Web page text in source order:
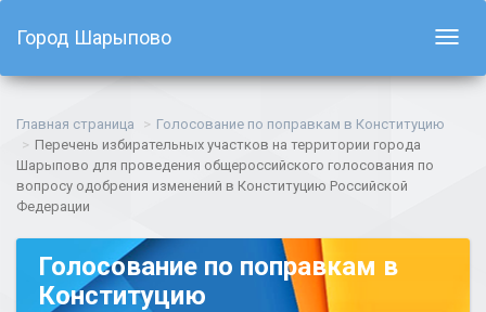
Город Шарыпово
Главная страница
Голосование по поправкам в Конституцию
Перечень избирательных участков на территории города
Шарыпово для проведения общероссийского голосования по
вопросу одобрения изменений в Конституцию Российской
Федерации
Голосование по поправкам в
Конституцию